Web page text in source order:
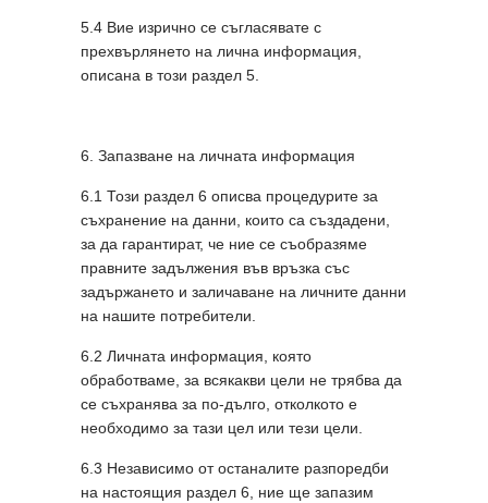
5.4 Вие изрично се съгласявате с
прехвърлянето на лична информация,
описана в този раздел 5.
6. Запазване на личната информация
6.1 Този раздел 6 описва процедурите за
съхранение на данни, които са създадени,
за да гарантират, че ние се съобразяме
правните задължения във връзка със
задържането и заличаване на личните данни
на нашите потребители.
6.2 Личната информация, която
обработваме, за всякакви цели не трябва да
се съхранява за по-дълго, отколкото е
необходимо за тази цел или тези цели.
6.3 Независимо от останалите разпоредби
на настоящия раздел 6, ние ще запазим